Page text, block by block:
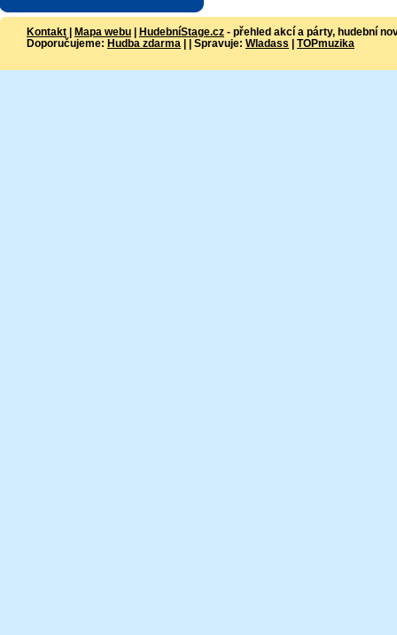
Kontakt | Mapa webu | HudebníStage.cz - přehled akcí a párty, hudební
Doporučujeme: Hudba zdarma | | Spravuje: Wladass | TOPmuzika